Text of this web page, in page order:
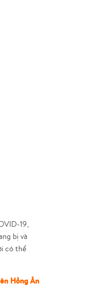
19,
bị và
có thể
Hồng Ân